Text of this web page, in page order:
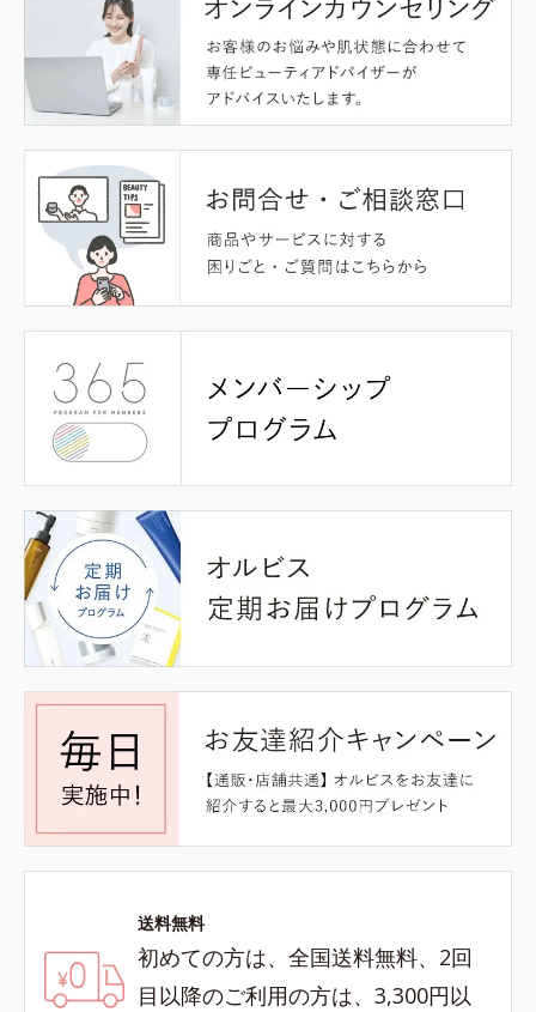
送料無料
初めての方は、全国送料無料、2回
目以降のご利用の方は、3,300円以